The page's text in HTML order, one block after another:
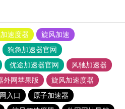
速度器
旋风加速
狗急加速器官网
优途加速器官网
风驰加速器
外网苹果版
旋风加速度器
入口
原子加速器